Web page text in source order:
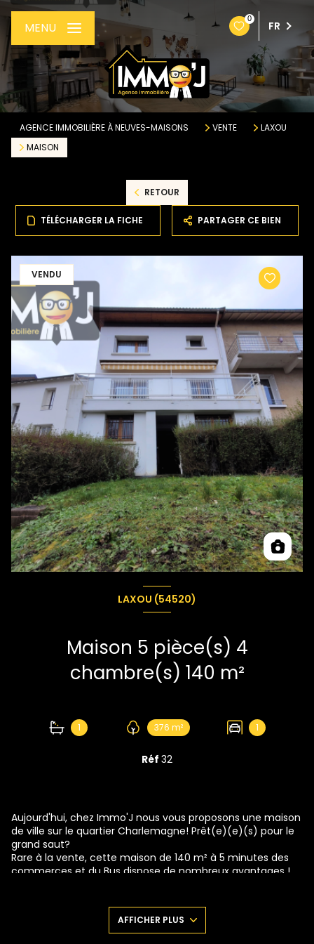
0
FR
MENU
AGENCE IMMOBILIÈRE À NEUVES-MAISONS VENTE
LAXOU
MAISON
RETOUR
TÉLÉCHARGER LA FICHE PARTAGER CE BIEN
VENDU
LAXOU (54520)
Maison 5 pièce(s) 4
chambre(s) 140 m²
1 376 m² 1
Réf 32
Aujourd'hui, chez Immo'J nous vous proposons une maison
de ville sur le quartier Charlemagne! Prêt(e)(e)(s) pour le
grand saut?
Rare à la vente, cette maison de 140 m² à 5 minutes des
commerces et du Bus dispose de nombreux avantages !
garage 2 véhicules, sur le côté Juste là, avec la partie
chaufferie et un coin buanderie au fond. Derrière cette
porte, on a l'accès à un très beau Jardin, arboré, de 229 m²
AFFICHER PLUS